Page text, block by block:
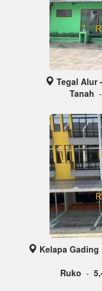
Tegal Alur
Tanah -
Kelapa Gading
Ruko -